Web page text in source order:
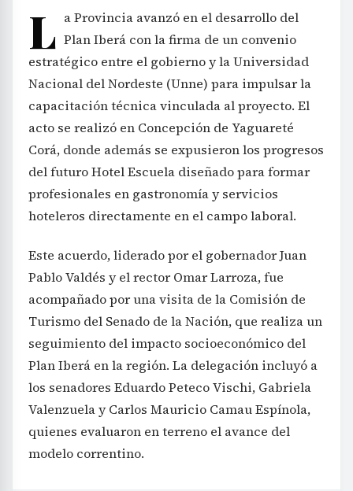
L a Provincia avanzó en el desarrollo del
Plan Iberá con la firma de un convenio
estratégico entre el gobierno y la Universidad
Nacional del Nordeste (Unne) para impulsar la
capacitación técnica vinculada al proyecto. El
acto se realizó en Concepción de Yaguareté
Corá, donde además se expusieron los progresos
del futuro Hotel Escuela diseñado para formar
profesionales en gastronomía y servicios
hoteleros directamente en el campo laboral.
Este acuerdo, liderado por el gobernador Juan
Pablo Valdés y el rector Omar Larroza, fue
acompañado por una visita de la Comisión de
Turismo del Senado de la Nación, que realiza un
seguimiento del impacto socioeconómico del
Plan Iberá en la región. La delegación incluyó a
los senadores Eduardo Peteco Vischi, Gabriela
Valenzuela y Carlos Mauricio Camau Espínola,
quienes evaluaron en terreno el avance del
modelo correntino.